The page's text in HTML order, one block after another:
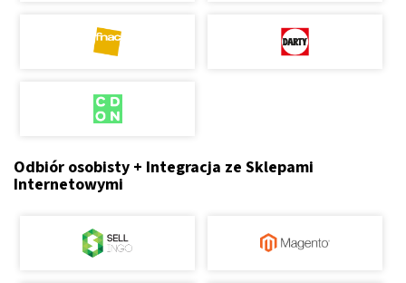
Odbiór osobisty + Integracja ze Sklepami
Internetowymi